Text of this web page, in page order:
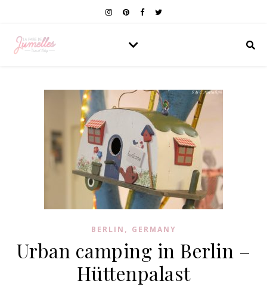
BERLIN , GERMANY
Urban camping in Berlin –
Hüttenpalast